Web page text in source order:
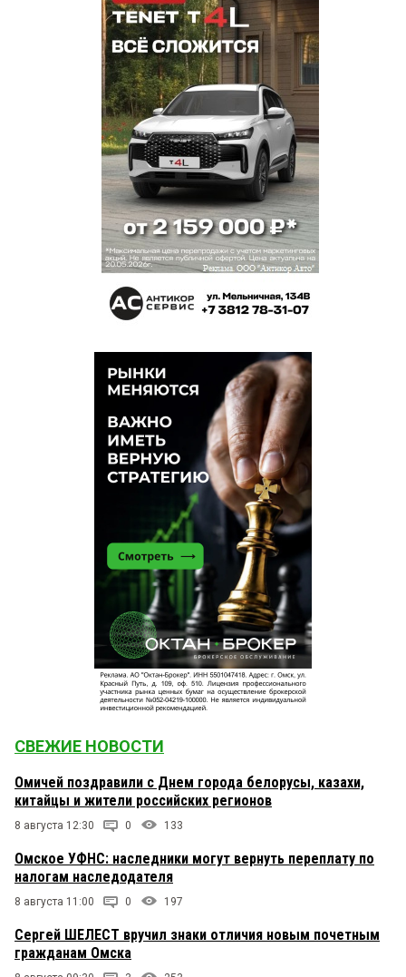
СВЕЖИЕ НОВОСТИ
Омичей поздравили с Днем города белорусы, казахи,
китайцы и жители российских регионов
8 августа 12:30 0 133
Омское УФНС: наследники могут вернуть переплату по
налогам наследодателя
8 августа 11:00 0 197
Сергей ШЕЛЕСТ вручил знаки отличия новым почетным
гражданам Омска